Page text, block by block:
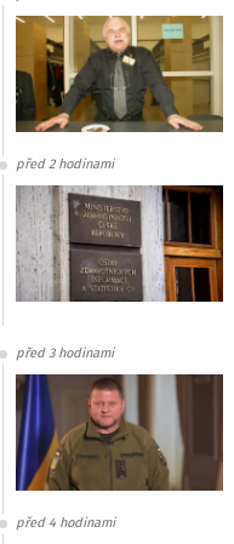
před 2 hodinami
před 3 hodinami
před 4 hodinami